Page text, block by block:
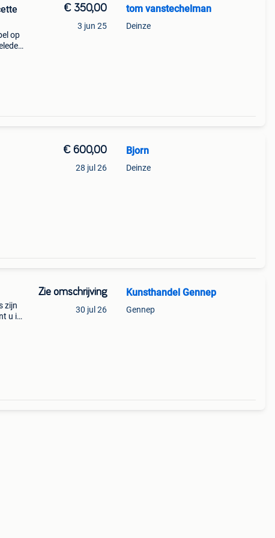
op
€ 350,00
3 jun 25
tom vanstechelman
Deinze
€ 600,00
28 jul 26
Bjorn
Deinze
zijn
u in
Zie omschrijving
30 jul 26
Kunsthandel Gennep
Gennep